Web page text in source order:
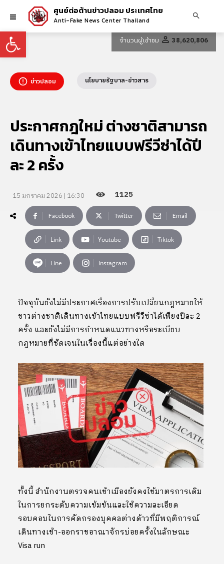
Open toolbar
ศูนย์ต่อต้านข่าวปลอม ประเทศไทย
Anti-Fake News Center Thailand
จำนวนผู้เข้าชม 38,620,806
ข่าวปลอม นโยบายรัฐบาล-ข่าวสาร
ประกาศกฎใหม่ ต่างชาติสามารถ
เดินทางเข้าไทยแบบฟรีวีซ่าได้ปี
ละ 2 ครั้ง
15 มกราคม 2026 | 16:30 1125
Facebook Twitter Email
Link Youtube Tiktok
Line Instagram
ปัจจุบันยังไม่มีประกาศเรื่องการปรับเปลี่ยนกฎหมายให้
ชาวต่างชาติเดินทางเข้าไทยแบบฟรีวีซ่าได้เพียงปีละ 2
ครั้ง และยังไม่มีการกำหนดแนวทางหรือระเบียบ
กฎหมายที่ชัดเจนในเรื่องนี้แต่อย่างใด
ทั้งนี้ สำนักงานตรวจคนเข้าเมืองยังคงใช้มาตรการเดิม
ในการยกระดับความเข้มข้นและใช้ความละเอียด
รอบคอบในการคัดกรองบุคคลต่างด้าวที่มีพฤติการณ์
เดินทางเข้า-ออกราชอาณาจักรบ่อยครั้งในลักษณะ
Visa run